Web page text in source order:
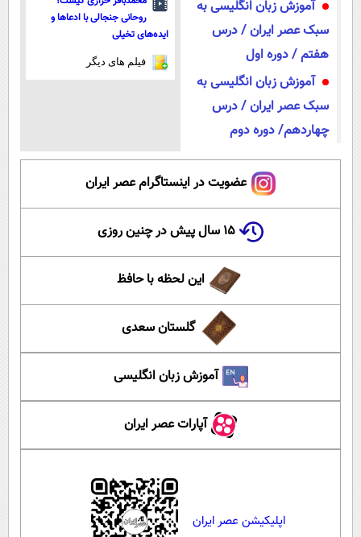
آموزش زبان انگلیسی به
سبک عصر ایران / درس
هفتم / دوره اول
آموزش زبان انگلیسی به
سبک عصر ایران / درس
چهاردهم/ دوره دوم
روحانی جنجالی با ادعاها و
ایده‌های تخیلی
فیلم های دیگر
عضویت در اینستاگرام عصر ایران
۱۵ سال پیش در چنین روزی
این لحظه با حافظ
گلستان سعدی
آموزش زبان انگلیسی
آپارات عصر ایران
اپلیکیشن عصر ایران